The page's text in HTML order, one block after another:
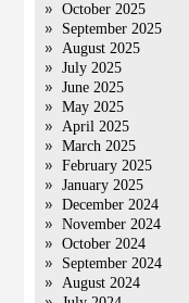
October 2025
September 2025
August 2025
July 2025
June 2025
May 2025
April 2025
March 2025
February 2025
January 2025
December 2024
November 2024
October 2024
September 2024
August 2024